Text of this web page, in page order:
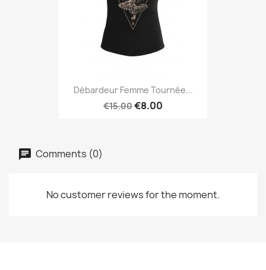
Débardeur Femme Tournée...
€15.00€8.00
Comments (0)
No customer reviews for the moment.